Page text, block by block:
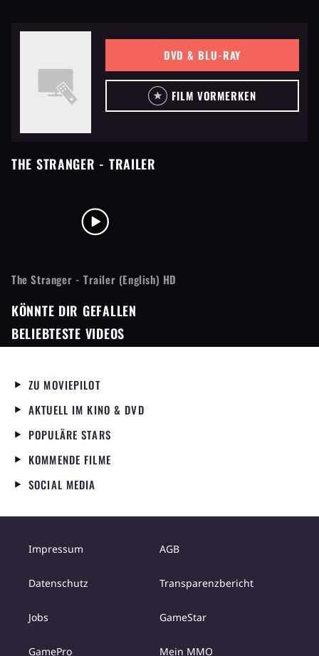
DVD & BLU-RAY
FILM VORMERKEN
THE STRANGER - TRAILER
The Stranger - Trailer (English) HD
KÖNNTE DIR GEFALLEN
BELIEBTESTE VIDEOS
ZU MOVIEPILOT
AKTUELL IM KINO & DVD
POPULÄRE STARS
KOMMENDE FILME
SOCIAL MEDIA
Impressum AGB
Datenschutz Transparenzbericht
Jobs GameStar
GamePro Mein MMO